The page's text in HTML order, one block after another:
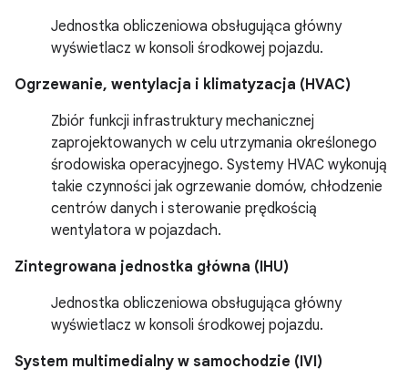
Jednostka obliczeniowa obsługująca główny
wyświetlacz w konsoli środkowej pojazdu.
Ogrzewanie, wentylacja i klimatyzacja (HVAC)
Zbiór funkcji infrastruktury mechanicznej
zaprojektowanych w celu utrzymania określonego
środowiska operacyjnego. Systemy HVAC wykonują
takie czynności jak ogrzewanie domów, chłodzenie
centrów danych i sterowanie prędkością
wentylatora w pojazdach.
Zintegrowana jednostka główna (IHU)
Jednostka obliczeniowa obsługująca główny
wyświetlacz w konsoli środkowej pojazdu.
System multimedialny w samochodzie (IVI)